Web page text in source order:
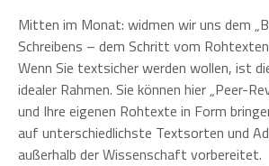
Mitten im Monat: widmen wir uns dem
Schreibens – dem Schritt vom
Wenn Sie textsicher werden wollen, ist
idealer Rahmen. Sie können hier „Peer-
und Ihre eigenen Rohtexte in Form
auf unterschiedlichste Textsorten und
außerhalb der Wissenschaft vorbereitet.